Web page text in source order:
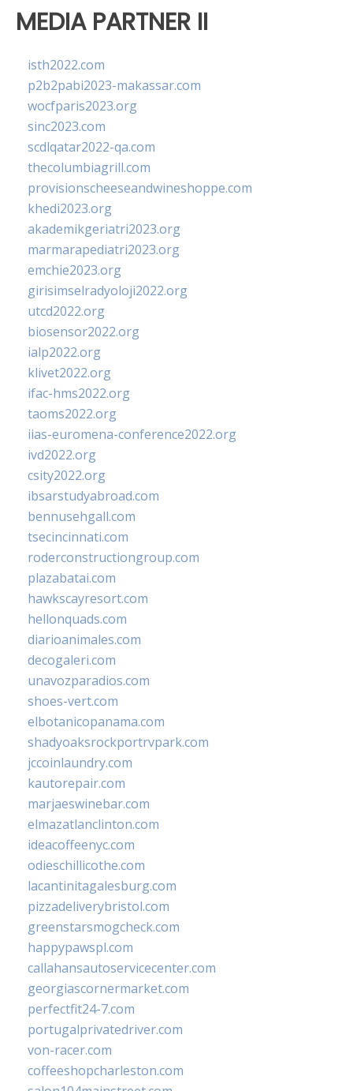
MEDIA PARTNER II
isth2022.com
p2b2pabi2023-makassar.com
wocfparis2023.org
sinc2023.com
scdlqatar2022-qa.com
thecolumbiagrill.com
provisionscheeseandwineshoppe.com
khedi2023.org
akademikgeriatri2023.org
marmarapediatri2023.org
emchie2023.org
girisimselradyoloji2022.org
utcd2022.org
biosensor2022.org
ialp2022.org
klivet2022.org
ifac-hms2022.org
taoms2022.org
iias-euromena-conference2022.org
ivd2022.org
csity2022.org
ibsarstudyabroad.com
bennusehgall.com
tsecincinnati.com
roderconstructiongroup.com
plazabatai.com
hawkscayresort.com
hellonquads.com
diarioanimales.com
decogaleri.com
unavozparadios.com
shoes-vert.com
elbotanicopanama.com
shadyoaksrockportrvpark.com
jccoinlaundry.com
kautorepair.com
marjaeswinebar.com
elmazatlanclinton.com
ideacoffeenyc.com
odieschillicothe.com
lacantinitagalesburg.com
pizzadeliverybristol.com
greenstarsmogcheck.com
happypawspl.com
callahansautoservicecenter.com
georgiascornermarket.com
perfectfit24-7.com
portugalprivatedriver.com
von-racer.com
coffeeshopcharleston.com